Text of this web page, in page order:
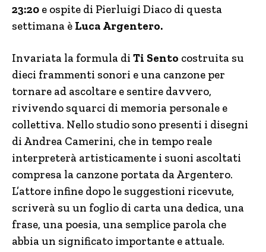
23:20 e ospite di Pierluigi Diaco di questa
settimana è Luca Argentero.
Invariata la formula di Ti Sento costruita su
dieci frammenti sonori e una canzone per
tornare ad ascoltare e sentire davvero,
rivivendo squarci di memoria personale e
collettiva. Nello studio sono presenti i disegni
di Andrea Camerini, che in tempo reale
interpreterà artisticamente i suoni ascoltati
compresa la canzone portata da Argentero.
L’attore infine dopo le suggestioni ricevute,
scriverà su un foglio di carta una dedica, una
frase, una poesia, una semplice parola che
abbia un significato importante e attuale.